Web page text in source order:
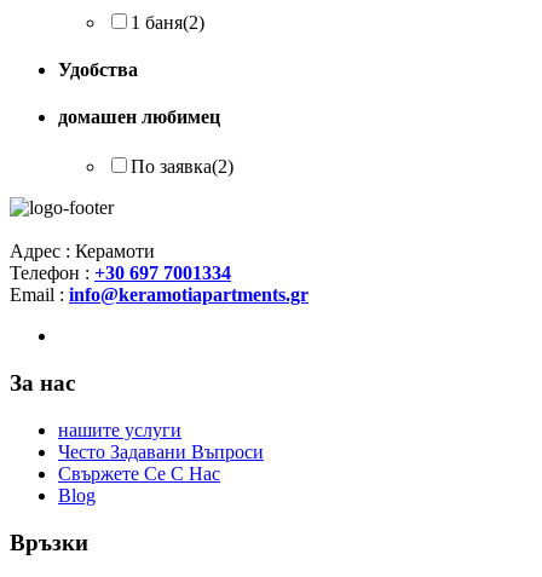
1 баня(2)
Удобства
домашен любимец
По заявка(2)
Адрес : Керамоти
Телефон : +30 697 7001334
Email : info@keramotiapartments.gr
За нас
нашите услуги
Често Задавани Въпроси
Свържете Се С Нас
Blog
Връзки